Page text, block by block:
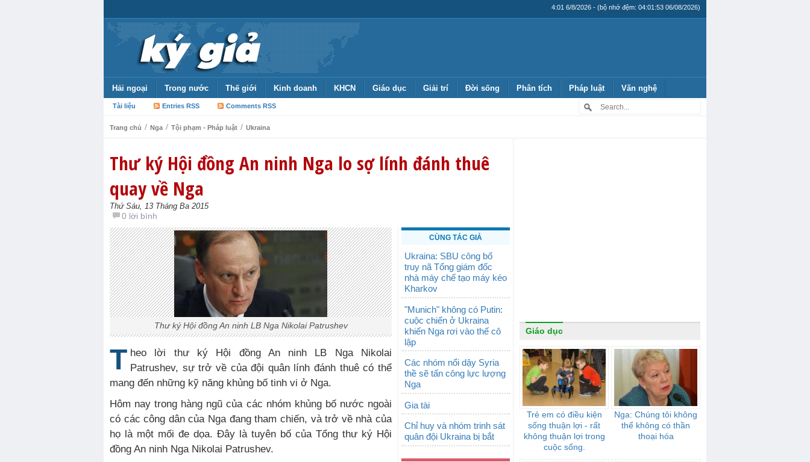
4:01 6/8/2026 - (bộ nhớ đệm: 04:01:53 06/08/2026)
Hải ngoại Trong nước Thế giới Kinh doanh KHCN Giáo dục Giải trí Đời sống Phân tích Pháp luật Văn nghệ
Tài liệu Entries RSS Comments RSS
Trang chủ / Nga / Tội phạm - Pháp luật / Ukraina
Thư ký Hội đồng An ninh Nga lo sợ lính đánh thuê
quay về Nga
Thứ Sáu, 13 Tháng Ba 2015
0 lời bình
Thư ký Hội đồng An ninh LB Nga Nikolai Patrushev
T heo lời thư ký Hội đồng An ninh LB Nga Nikolai
Patrushev, sự trở về của đội quân lính đánh thuê có thể
mang đến những kỹ năng khủng bố tinh vi ở Nga.
Hôm nay trong hàng ngũ của các nhóm khủng bố nước ngoài
có các công dân của Nga đang tham chiến, và trở về nhà của
họ là một mối đe dọa. Đây là tuyên bố của Tổng thư ký Hội
đồng An ninh Nga Nikolai Patrushev.
CÙNG TÁC GIẢ
Ukraina: SBU công bố
truy nã Tổng giám đốc
nhà máy chế tạo máy kéo
Kharkov
"Munich" không có Putin:
cuộc chiến ở Ukraina
khiến Nga rơi vào thế cô
lập
Các nhóm nổi dậy Syria
thề sẽ tấn công lực lượng
Nga
Gia tài
Chỉ huy và nhóm trinh sát
quân đội Ukraina bị bắt
Giáo dục
Trẻ em có điều kiện
sống thuận lợi - rất
không thuận lợi trong
cuộc sống.
Nga: Chúng tôi không
thể không có thần
thoại hóa